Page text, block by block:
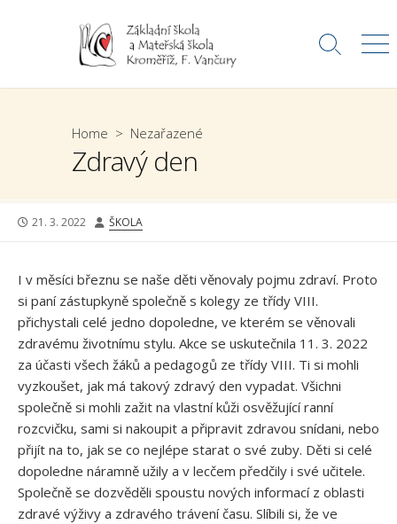
Search
Home > Nezařazené
Zdravý den
PUBLISHED
21. 3. 2022 AUTHOR
ŠKOLA
I v měsíci březnu se naše děti věnovaly pojmu zdraví. Proto
si paní zástupkyně společně s kolegy ze třídy VIII.
přichystali celé jedno dopoledne, ve kterém se věnovali
zdravému životnímu stylu. Akce se uskutečnila 11. 3. 2022
za účasti všech žáků a pedagogů ze třídy VIII. Ti si mohli
vyzkoušet, jak má takový zdravý den vypadat. Všichni
společně si mohli zažit na vlastní kůži osvěžující ranní
rozcvičku, sami si nakoupit a připravit zdravou snídani, nebo
přijít na to, jak se co nejlépe starat o své zuby. Děti si celé
dopoledne náramně užily a v lecčem předčily i své učitele.
Společně se dozvěděli spoustu nových informací z oblasti
zdravé výživy a zdravého trávení času. Slíbili si, že ve